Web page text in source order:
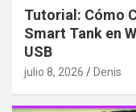
Tutorial: Cómo
Smart Tank en
USB
julio 8, 2026 Denis